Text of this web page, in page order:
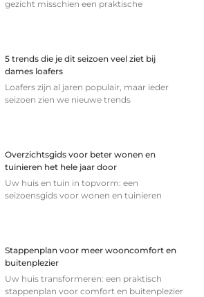
gezicht misschien een praktische
5 trends die je dit seizoen veel ziet bij
dames loafers
Loafers zijn al jaren populair, maar ieder
seizoen zien we nieuwe trends
Overzichtsgids voor beter wonen en
tuinieren het hele jaar door
Uw huis en tuin in topvorm: een
seizoensgids voor wonen en tuinieren
Stappenplan voor meer wooncomfort en
buitenplezier
Uw huis transformeren: een praktisch
stappenplan voor comfort en buitenplezier